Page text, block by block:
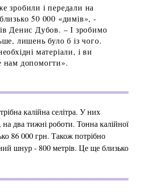
зробили і передали на
50 000 «димів», -
Денис Дубов. – І зробимо
лишень було б із чого.
матеріали, і ви
нам допомогти».
калійна селітра. У них
на два тижні роботи. Тонна калійної
86 000 грн. Також потрібно
шнур - 800 метрів. Це ще близько